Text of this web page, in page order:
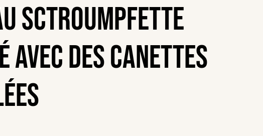
sctroumpfette
avec des canettes